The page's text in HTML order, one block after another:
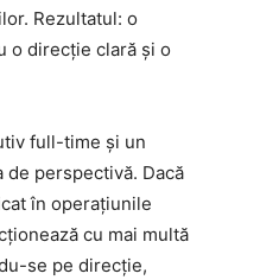
Rezultatul: o
o direcție clară și o
full-time și un
perspectivă. Dacă
în operațiunile
cu mai multă
se pe direcție,